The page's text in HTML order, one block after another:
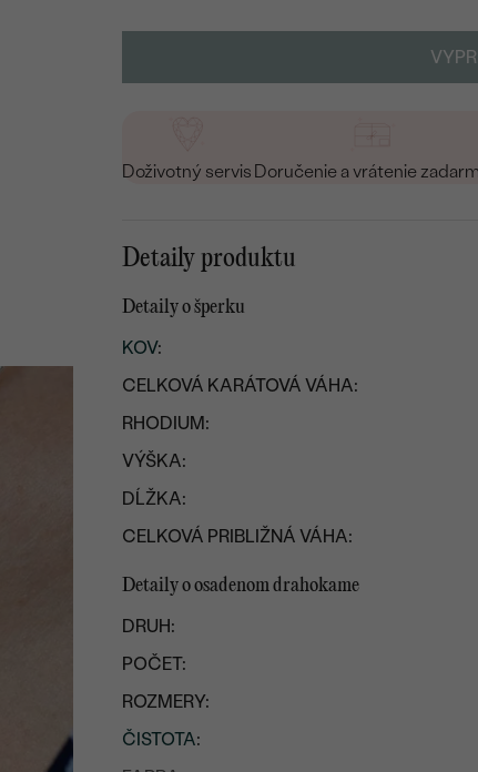
Doživotný servis Doručenie a vrátenie
Detaily produktu
Detaily o šperku
KOV:
CELKOVÁ KARÁTOVÁ VÁHA:
RHODIUM:
VÝŠKA:
DĹŽKA:
CELKOVÁ PRIBLIŽNÁ VÁHA:
Detaily o osadenom drahokame
DRUH:
POČET:
ROZMERY:
ČISTOTA: